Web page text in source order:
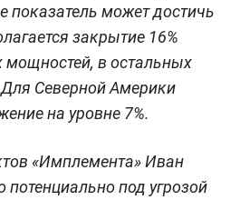
показатель может достичь
закрытие 16%
в остальных
Северной Америки
на уровне 7%.
«Имплемента» Иван
потенциально под угрозой